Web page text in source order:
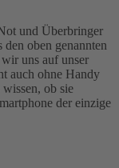
und Überbringer
oben genannten
uns auf unser
auch ohne Handy
ob sie
der einzige